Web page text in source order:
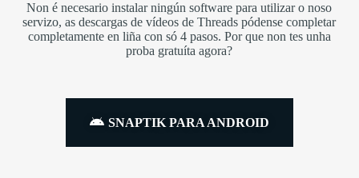
Non é necesario instalar ningún software para utilizar o noso
servizo, as descargas de vídeos de Threads pódense completar
completamente en liña con só 4 pasos. Por que non tes unha
proba gratuíta agora?
SNAPTIK PARA ANDROID